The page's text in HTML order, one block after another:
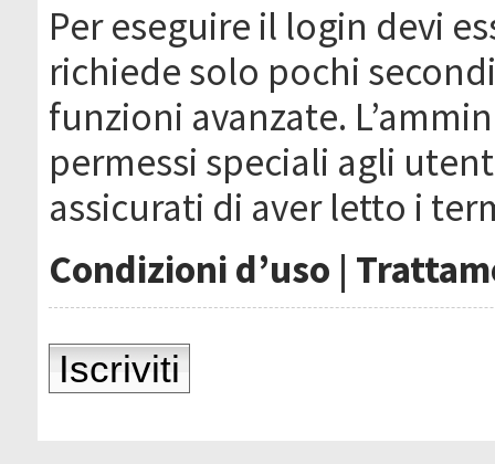
Per eseguire il login devi
richiede solo pochi
funzioni avanzate.
permessi speciali agli
assicurati di aver letto i
Condizioni d’uso |
Iscriviti